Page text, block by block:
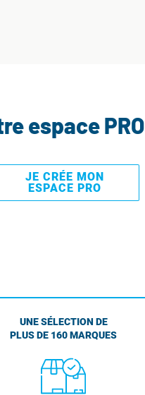
espace PRO
JE CRÉE MON
ESPACE PRO
UNE SÉLECTION DE
PLUS DE 160 MARQUES